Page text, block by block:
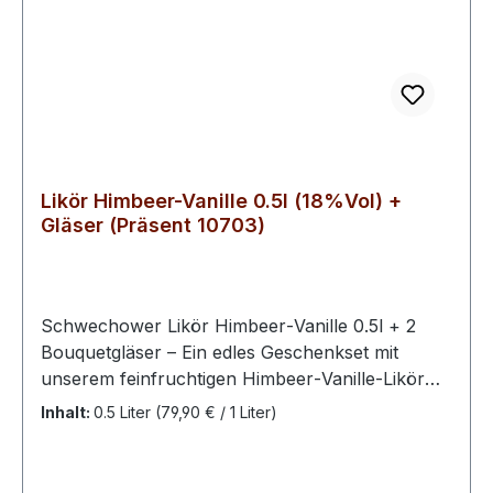
Likör Himbeer-Vanille 0.5l (18%Vol) +
Gläser (Präsent 10703)
Schwechower Likör Himbeer‑Vanille 0.5l + 2
Bouquetgläser – Ein edles Geschenkset mit
unserem feinfruchtigen Himbeer‑Vanille‑Likör
und zwei stilvollen Bouquet‑Aromagläsern im
Inhalt: 0.5 Liter (79,90 € / 1 Liter)